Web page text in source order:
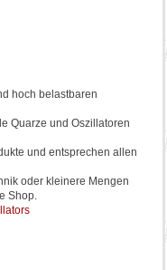
hoch belastbaren
Quarze und Oszillatoren
und entsprechen allen
oder kleinere Mengen
Shop.